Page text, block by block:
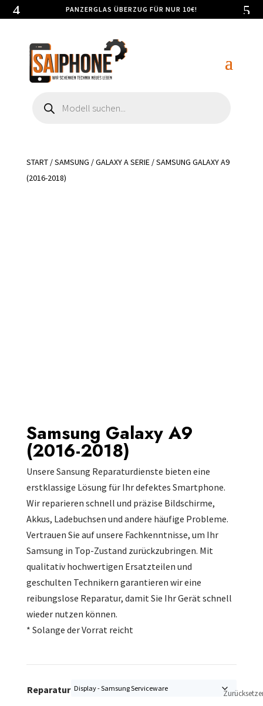
PANZERGLAS ÜBERZUG FÜR NUR 10€!
search
START/SAMSUNG /GALAXY A SERIE/ SAMSUNG GALAXY A9
(2016-2018)
Samsung Galaxy A9
(2016-2018)
Unsere Sansung Reparaturdienste bieten eine
erstklassige Lösung für Ihr defektes Smartphone.
Wir reparieren schnell und präzise Bildschirme,
Akkus, Ladebuchsen und andere häufige Probleme.
Vertrauen Sie auf unsere Fachkenntnisse, um Ihr
Samsung in Top-Zustand zurückzubringen. Mit
qualitativ hochwertigen Ersatzteilen und
geschulten Technikern garantieren wir eine
reibungslose Reparatur, damit Sie Ihr Gerät schnell
wieder nutzen können.
* Solange der Vorrat reicht
Reparatur